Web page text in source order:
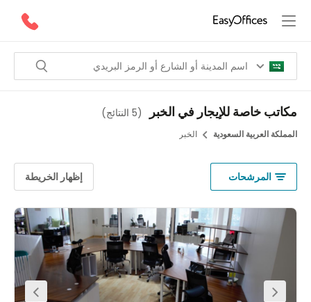
خاصة للإيجار في الخبر (5 النتائج )
العربية السعودية الخبر
المرشحات إظهار الخريطة